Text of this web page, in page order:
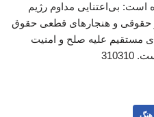
است: بی‌اعتنایی مداوم رژیم
حقوقی و هنجارهای قطعی حقوق
مستقیم علیه صلح و امنیت